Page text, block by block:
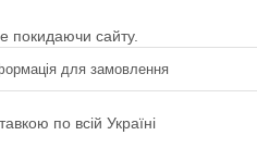
покидаючи сайту.
для замовлення
по всій Україні